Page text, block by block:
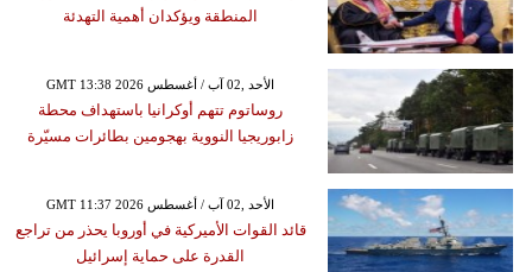
المنطقة ويؤكدان أهمية التهدئة
GMT 13:38 2026 الأحد ,02 آب / أغسطس
روساتوم تتهم أوكرانيا باستهداف محطة
زابوريجيا النووية بهجومين بطائرات مسيّرة
GMT 11:37 2026 الأحد ,02 آب / أغسطس
قائد القوات الأميركية في أوروبا يحذر من تراجع
القدرة على حماية إسرائيل